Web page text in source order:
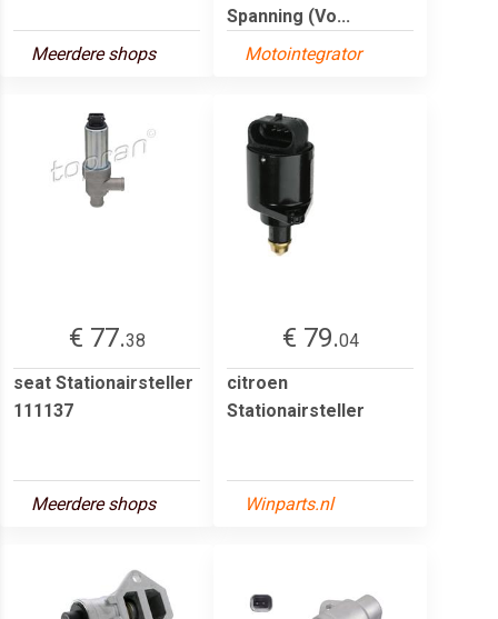
Meerdere shops
Spanning (Vo...
Motointegrator
€ 77.38
seat Stationairsteller
111137
Meerdere shops
€ 79.04
citroen
Stationairsteller
Winparts.nl